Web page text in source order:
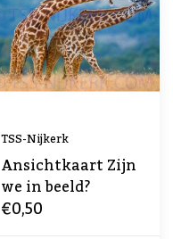
TSS-Nijkerk
Ansichtkaart Zijn
we in beeld?
€0,50